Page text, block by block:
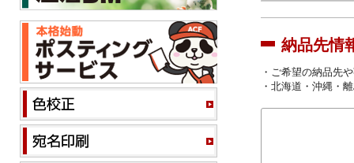
納品先情
・ご希望の納品先
・北海道・沖縄・